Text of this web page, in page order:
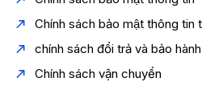
Chính sách bảo mật thông tin
chính sách đổi trả và bảo hành
Chính sách vận chuyển